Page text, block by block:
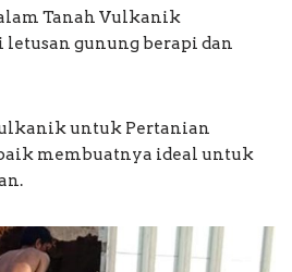
Tanah Vulkanik
letusan gunung berapi dan
untuk Pertanian
membuatnya ideal untuk